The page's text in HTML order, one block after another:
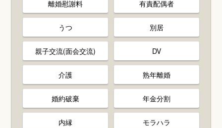
離婚慰謝料 有責配偶者
うつ 別居
親子交流(面会交流) DV
介護 熟年離婚
婚約破棄 年金分割
内縁 モラハラ